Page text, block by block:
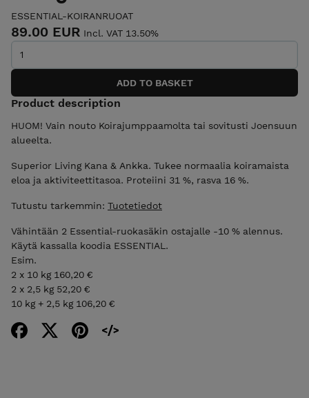
ESSENTIAL-KOIRANRUOAT
89.00 EUR Incl. VAT 13.50%
Product description
HUOM! Vain nouto Koirajumppaamolta tai sovitusti Joensuun
alueelta.
Superior Living Kana & Ankka. Tukee normaalia koiramaista
eloa ja aktiviteettitasoa. Proteiini 31 %, rasva 16 %.
Tutustu tarkemmin: Tuotetiedot
Vähintään 2 Essential-ruokasäkin ostajalle -10 % alennus.
Käytä kassalla koodia ESSENTIAL.
Esim.
2 x 10 kg 160,20 €
2 x 2,5 kg 52,20 €
10 kg + 2,5 kg 106,20 €